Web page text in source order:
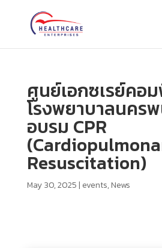
ศูนย์เอกซเรย์คอ
โรงพยาบาลนคร
อบรม CPR
Resuscitation)
May 30, 2025| events,News